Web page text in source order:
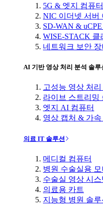
5G & 엣지 컴퓨
NIC 이더넷 서버
SD-WAN &
WISE-STACK 클
네트워크 보안 장
AI 기반 영상 처리 분석 솔루
고성능 영상 처리
라이브 스트리밍
엣지 AI 컴퓨터
영상 캡처 & 가속
의료 IT 솔루션
메디컬 컴퓨터
병원 수술실용 모
수술실 영상 시스
의료용 카트
지능형 병원 솔루